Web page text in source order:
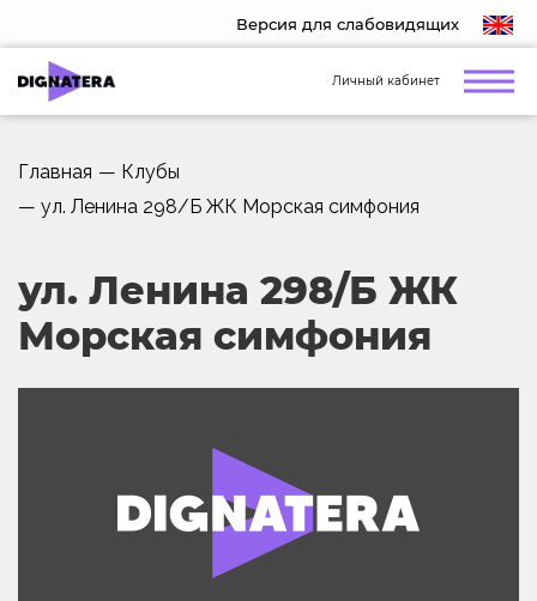
Версия для слабовидящих
Личный кабинет
Главная — Клубы
— ул. Ленина 298/Б ЖК Морская симфония
ул. Ленина 298/Б ЖК
Морская симфония